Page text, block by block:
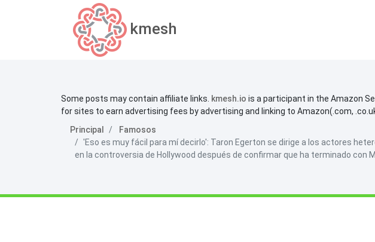
kmesh
Some posts may contain affiliate links. kmesh.io is a participant in the Amazon
for sites to earn advertising fees by advertising and linking to Amazon(.com,
Principal
Famosos
'Eso es muy fácil para mí decirlo': Taron Egerton se dirige a los actores
en la controversia de Hollywood después de confirmar que ha terminado con